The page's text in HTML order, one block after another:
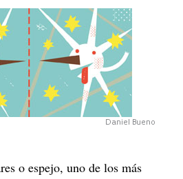
Daniel Bueno
o espejo, uno de los más